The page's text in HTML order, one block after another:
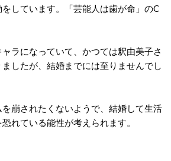
しています。「芸能人は歯が命」のC
ラになっていて、かつては釈由美子さ
したが、結婚までには至りませんでし
崩されたくないようで、結婚して生活
れている能性が考えられます。